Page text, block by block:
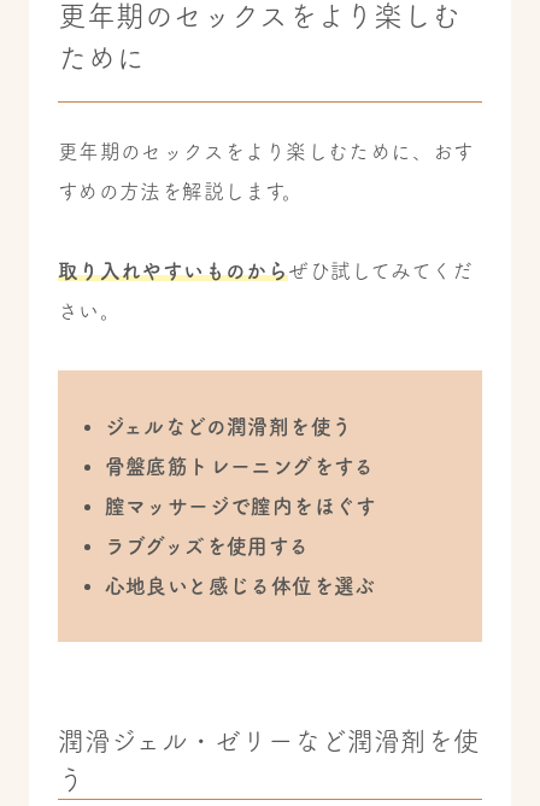
更年期のセックスをより楽しむ
ために
更年期のセックスをより楽しむために、おす
すめの方法を解説します。
取り入れやすいものからぜひ試してみてくだ
さい。
ジェルなどの潤滑剤を使う
骨盤底筋トレーニングをする
膣マッサージで膣内をほぐす
ラブグッズを使用する
心地良いと感じる体位を選ぶ
潤滑ジェル・ゼリーなど潤滑剤を使
う